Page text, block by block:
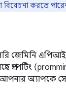
করতে
জেমিনি
প্রম্পটিং
অ্যাপকে